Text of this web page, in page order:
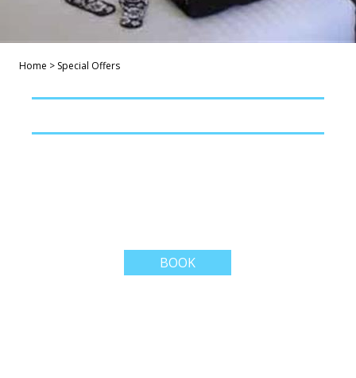
Home > Special Offers
BOOK